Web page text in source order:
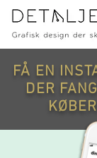
FÅ EN
DER